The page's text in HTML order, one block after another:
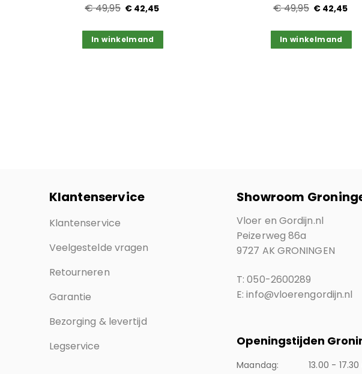
€ 49,95 € 42,45
In winkelmand
€ 49,95 € 42,45
In winkelmand
Klantenservice
Klantenservice
Veelgestelde vragen
Retourneren
Garantie
Bezorging & levertijd
Legservice
Showroom
Vloer en Gordijn.nl
Peizerweg 86a
9727 AK GRONINGEN
T: 050-2600289
E: info@vloerengordijn.nl
Openingstijden
Maandag: 13.00 -